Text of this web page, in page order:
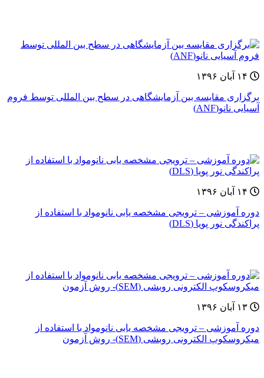
برگزاری مقایسه بین آزمایشگاهی در سطح بین المللی توسط فروم
آسیایی نانو(ANF)
دوره آموزشی – ترویجی مشخصه یابی نانومواد با استفاده از
پراکندگی نور پویا (DLS)
دوره آموزشی – ترویجی مشخصه یابی نانومواد با استفاده از
میکروسکوپ الکترونی روبشی (SEM)- روش آزمون